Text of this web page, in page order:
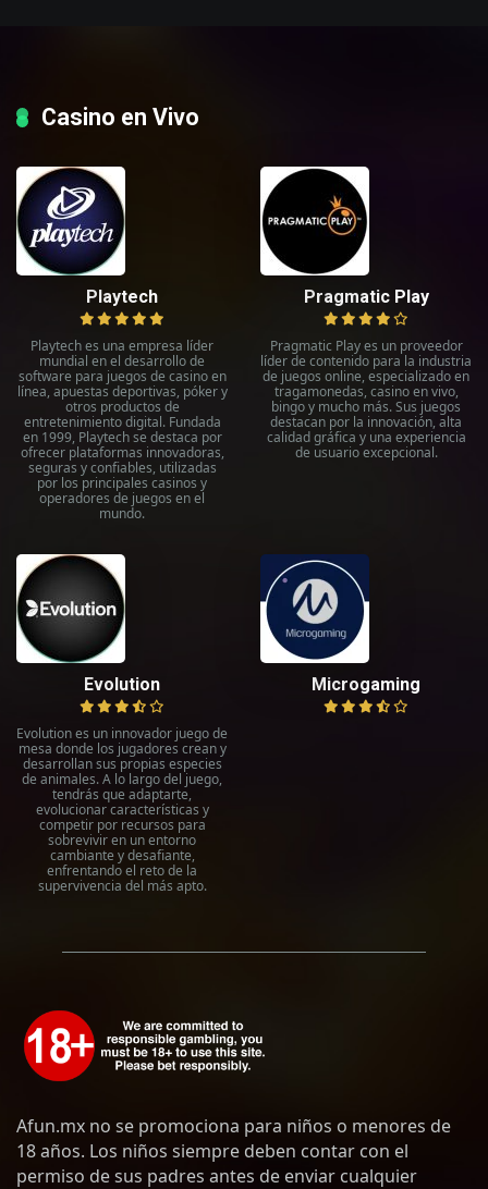
Casino en Vivo
Playtech
Playtech es una empresa líder
mundial en el desarrollo de
software para juegos de casino en
línea, apuestas deportivas, póker y
otros productos de
entretenimiento digital. Fundada
en 1999, Playtech se destaca por
ofrecer plataformas innovadoras,
seguras y confiables, utilizadas
por los principales casinos y
operadores de juegos en el
mundo.
Pragmatic Play
Pragmatic Play es un proveedor
líder de contenido para la industria
de juegos online, especializado en
tragamonedas, casino en vivo,
bingo y mucho más. Sus juegos
destacan por la innovación, alta
calidad gráfica y una experiencia
de usuario excepcional.
Evolution
Evolution es un innovador juego de
mesa donde los jugadores crean y
desarrollan sus propias especies
de animales. A lo largo del juego,
tendrás que adaptarte,
evolucionar características y
competir por recursos para
sobrevivir en un entorno
cambiante y desafiante,
enfrentando el reto de la
supervivencia del más apto.
Microgaming
Afun.mx no se promociona para niños o menores de
18 años. Los niños siempre deben contar con el
permiso de sus padres antes de enviar cualquier